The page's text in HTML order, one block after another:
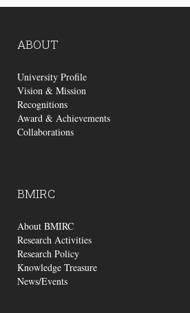
ABOUT
University Profile
Vision & Mission
Recognitions
Award & Achievements
Collaborations
BMIRC
About BMIRC
Research Activities
Research Policy
Knowledge Treasure
News/Events